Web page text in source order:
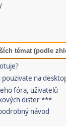
témat (podle
na
fóra, uživatelů
dister ***
návod